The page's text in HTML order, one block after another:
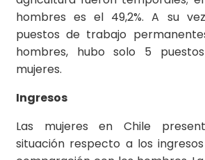
hombres es el 49,2%. A su
puestos de trabajo
hombres, hubo solo 5
mujeres.
Ingresos
Las mujeres en Chile
situación respecto a los